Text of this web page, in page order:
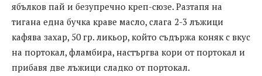
ябълков пай и безупречно креп-сюзе. Разтапя на
тигана една бучка краве масло, слага 2-3 лъжици
кафява захар, 50 гр. ликьор, който съдържа коняк с вкус
на портокал, фламбира, настъргва кори от портокал и
прибавя две лъжици сладко от портокал.